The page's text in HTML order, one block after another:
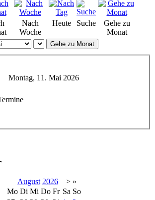
Nach
Woche
Heute Suche
Gehe zu
Monat
Gehe zu Monat
Montag, 11. Mai 2026
August 2026 > »
Mo Di Mi Do Fr Sa So